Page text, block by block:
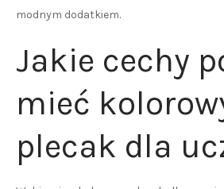
modnym dodatkiem.
Jakie cechy
mieć
plecak dla